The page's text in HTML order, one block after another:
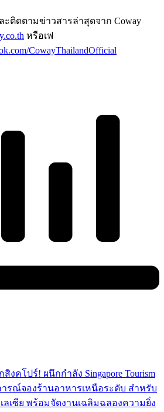
ะติดตามข่าวสารล่าสุดจาก Coway
หรือเฟ
CowayThailandOfficial
สิงคโปร์! ผนึกกำลัง Singapore Tourism
รณ์จองร้านอาหารเหนือระดับ สำหรับ
ลเซีย พร้อมจัดงานเฉลิมฉลองความยิ่ง